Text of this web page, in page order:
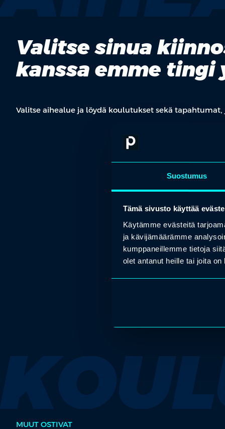
Suostumus
Tämä sivusto käyttää
Käytämme evästeitä
ja kävijämäärämme
kumppaneillemme tietoja
olet antanut heille tai joita
Valitse sinua
kanssa emme tingi
Valitse aihealue ja löydä koulutukset sekä
Tekoäly
MUUT OSTIVAT